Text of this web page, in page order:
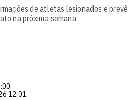
de atletas lesionados e prevê
na próxima semana
12:01